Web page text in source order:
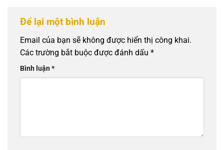
Để lại một bình luận
Email của bạn sẽ không được hiển thị công khai.
Các trường bắt buộc được đánh dấu *
Bình luận*